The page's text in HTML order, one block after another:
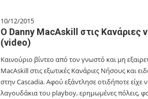
10/12/2015
Ο Danny MacAskill στις Κανάριες
(video)
Καινούριο βίντεο από τον γνωστό και μη
MacAskill στις εξωτικές Κανάριες Νήσους και
στην Cascadia. Αφού εξάντλησε οτιδήποτε είχε
λαγουδάκια του playboy, ερημωμένες πόλεις,